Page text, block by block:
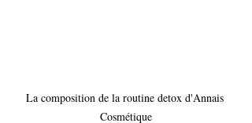
La composition de la routine detox d'Annais
Cosmétique